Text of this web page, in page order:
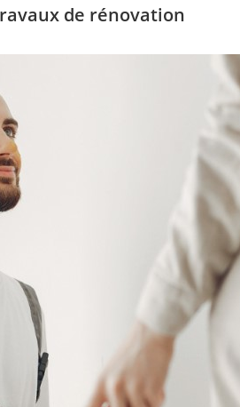
de rénovation